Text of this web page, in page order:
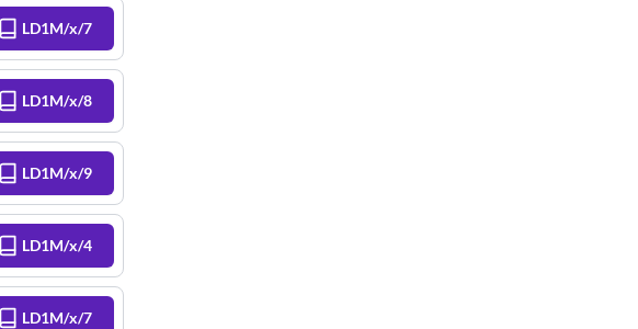
LD1M/x/7
LD1M/x/8
LD1M/x/9
LD1M/x/4
LD1M/x/7